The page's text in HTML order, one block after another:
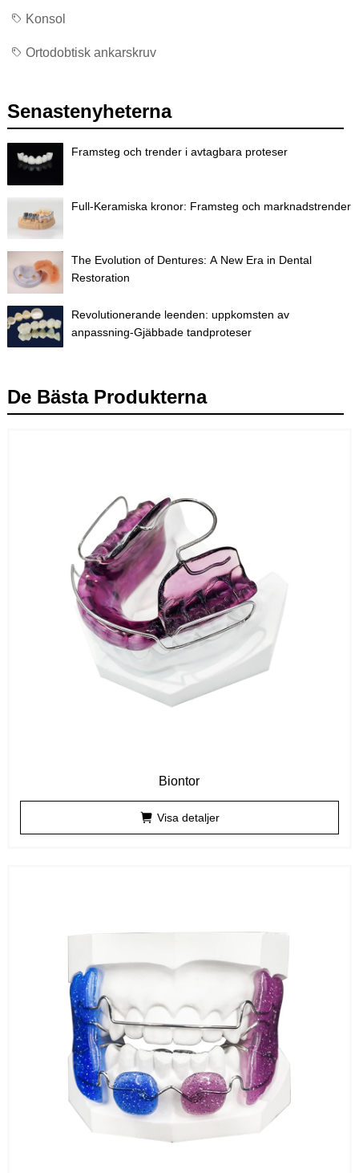
Konsol
Ortodobtisk ankarskruv
Senastenyheterna
Framsteg och trender i avtagbara proteser
Full-Keramiska kronor: Framsteg och marknadstrender
The Evolution of Dentures: A New Era in Dental
Restoration
Revolutionerande leenden: uppkomsten av
anpassning-Gjäbbade tandproteser
De Bästa Produkterna
Biontor
Visa detaljer